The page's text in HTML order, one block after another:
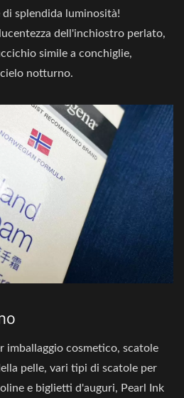
splendida luminosità!
dell'inchiostro perlato,
simile a conchiglie,
notturno.
imballaggio cosmetico, scatole
pelle, vari tipi di scatole per
e biglietti d'auguri, Pearl Ink